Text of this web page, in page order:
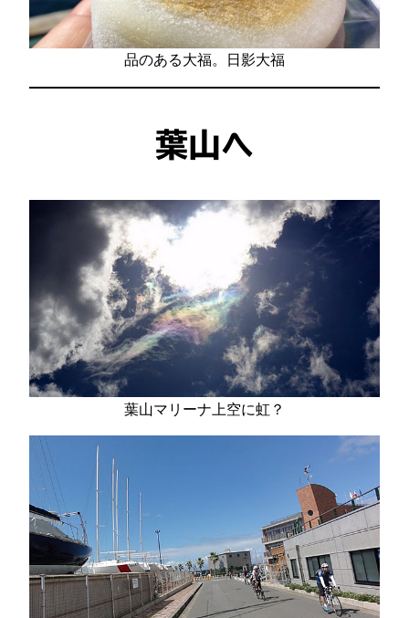
品のある大福。日影大福
葉山へ
葉山マリーナ上空に虹？